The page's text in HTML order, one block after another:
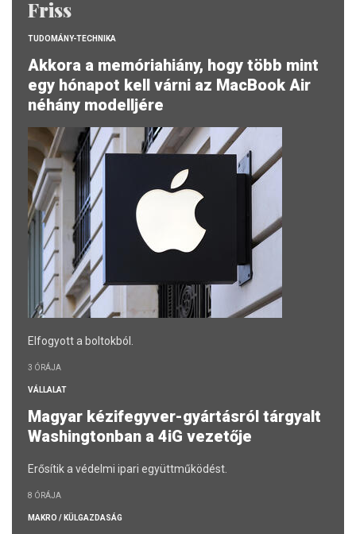
Friss
TUDOMÁNY-TECHNIKA
Akkora a memóriahiány, hogy több mint
egy hónapot kell várni az MacBook Air
néhány modelljére
Elfogyott a boltokból.
3 ÓRÁJA
VÁLLALAT
Magyar kézifegyver-gyártásról tárgyalt
Washingtonban a 4iG vezetője
Erősítik a védelmi ipari együttműködést.
8 ÓRÁJA
MAKRO / KÜLGAZDASÁG